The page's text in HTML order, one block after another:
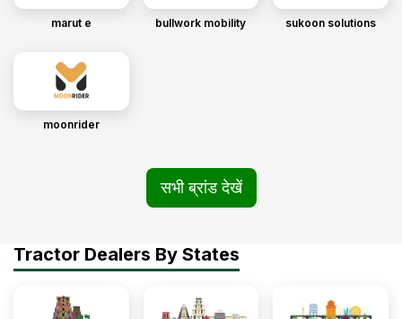
marut e bullwork mobility sukoon solutions
moonrider
सभी ब्रांड देखें
Tractor Dealers By States